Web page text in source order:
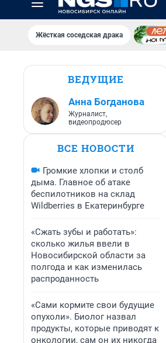
Жёсткая соседская драка
ВЕДУЩИЕ
Анна Богданова
Журналист,
видеопродюсер
ВСЕ НОВОСТИ
Громкие хлопки и столб
дыма. Главное об атаке
беспилотников на склад
Wildberries в Екатеринбурге
«Сжать зубы и работать»:
сколько жилья ввели в
Новосибирской области за
полгода и как изменилась
распроданность
«Сами кормите свои будущие
опухоли». Биолог назвал
продукты, которые приводят к
онкологии, сам он их никогда